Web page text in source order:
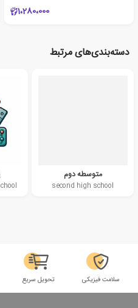
1،280،000
دسته‌بندی‌های مرتبط
متوسطه دوم
second high school
سلامت فیزیکی تحویل سریع